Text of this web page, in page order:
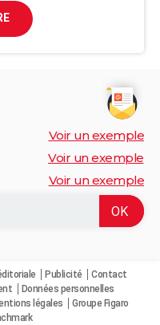
Voir un exemple
Voir un exemple
Voir un exemple
Publicité
Contact
Données personnelles
légales
Groupe Figaro